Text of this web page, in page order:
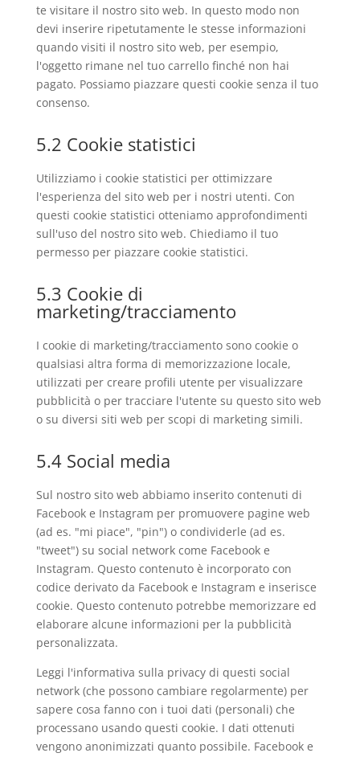
te visitare il nostro sito web. In questo modo non
devi inserire ripetutamente le stesse informazioni
quando visiti il nostro sito web, per esempio,
l'oggetto rimane nel tuo carrello finché non hai
pagato. Possiamo piazzare questi cookie senza il tuo
consenso.
5.2 Cookie statistici
Utilizziamo i cookie statistici per ottimizzare
l'esperienza del sito web per i nostri utenti. Con
questi cookie statistici otteniamo approfondimenti
sull'uso del nostro sito web. Chiediamo il tuo
permesso per piazzare cookie statistici.
5.3 Cookie di
marketing/tracciamento
I cookie di marketing/tracciamento sono cookie o
qualsiasi altra forma di memorizzazione locale,
utilizzati per creare profili utente per visualizzare
pubblicità o per tracciare l'utente su questo sito web
o su diversi siti web per scopi di marketing simili.
5.4 Social media
Sul nostro sito web abbiamo inserito contenuti di
Facebook e Instagram per promuovere pagine web
(ad es. "mi piace", "pin") o condividerle (ad es.
"tweet") su social network come Facebook e
Instagram. Questo contenuto è incorporato con
codice derivato da Facebook e Instagram e inserisce
cookie. Questo contenuto potrebbe memorizzare ed
elaborare alcune informazioni per la pubblicità
personalizzata.
Leggi l'informativa sulla privacy di questi social
network (che possono cambiare regolarmente) per
sapere cosa fanno con i tuoi dati (personali) che
processano usando questi cookie. I dati ottenuti
vengono anonimizzati quanto possibile. Facebook e